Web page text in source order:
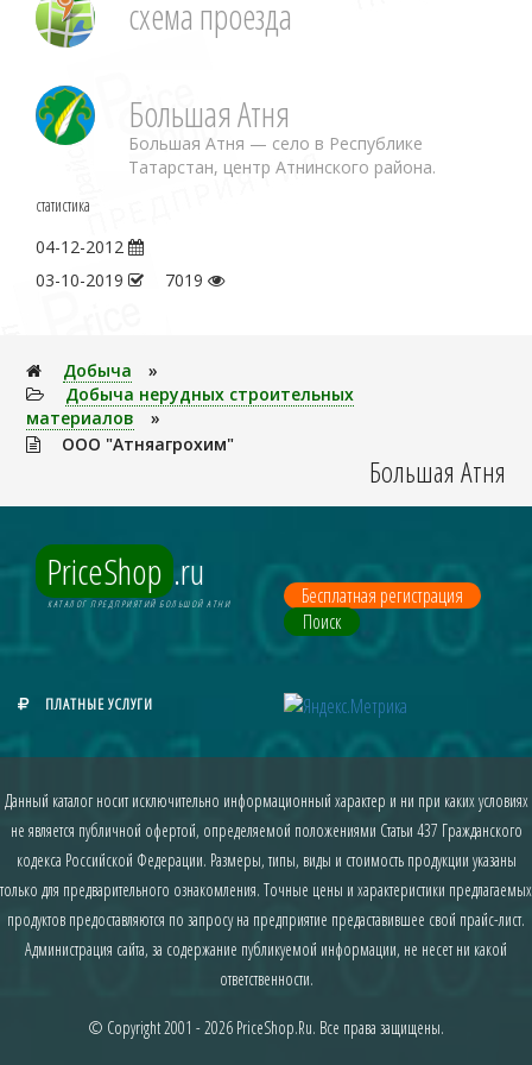
схема проезда
Большая Атня
Большая Атня — село в Республике
Татарстан, центр Атнинского района.
статистика
04-12-2012
03-10-2019
7019
Добыча
»
Добыча нерудных строительных
материалов
»
ООО "Атняагрохим"
Большая Атня
PriceShop .ru
КАТАЛОГ ПРЕДПРИЯТИЙ БОЛЬШОЙ АТНИ
Бесплатная регистрация
Поиск
ПЛАТНЫЕ УСЛУГИ
Данный каталог носит исключительно информационный характер и ни при каких условиях
не является публичной офертой, определяемой положениями Статьи 437 Гражданского
кодекса Российской Федерации. Размеры, типы, виды и стоимость продукции указаны
только для предварительного ознакомления. Точные цены и характеристики предлагаемых
продуктов предоставляются по запросу на предприятие предаставившее свой прайс-лист.
Администрация сайта, за содержание публикуемой информации, не несет ни какой
ответственности.
© Copyright 2001 - 2026 PriceShop.Ru. Все права защищены.